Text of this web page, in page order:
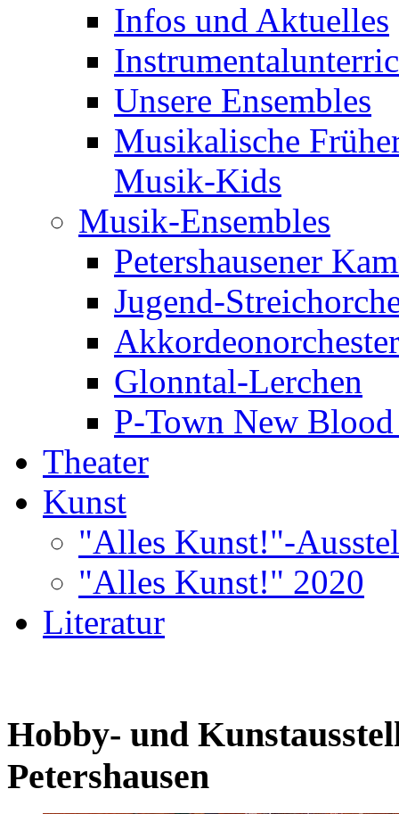
Infos und Aktuelles
Unsere Ensembles
Musikalische
Musik-Kids
Musik-Ensembles
Petershausener
Jugend-
Glonntal-Lerchen
P-Town New Blood
Theater
Kunst
"Alles Kunst!"-
"Alles Kunst!" 2020
Literatur
Hobby- und
Petershausen